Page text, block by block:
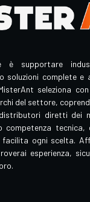
è supportare
soluzioni complete e
seleziona
del settore,
diretti dei
competenza tecnica,
facilita ogni scelta.
esperienza,